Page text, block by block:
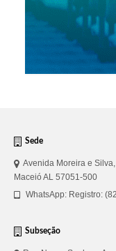
Sede
Avenida Moreira e
Maceió AL 57051-500
WhatsApp: Registro:
Subseção